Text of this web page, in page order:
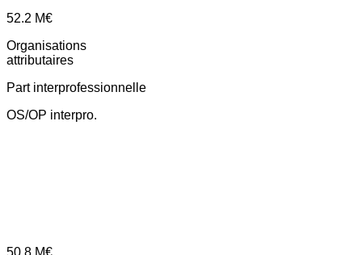
52.2 M€
Organisations
attributaires
Part interprofessionnelle
OS/OP interpro.